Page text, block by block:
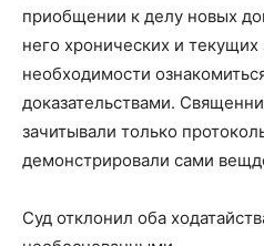
приобщении к делу новых
него хронических и текущих
необходимости
доказательствами.
зачитывали только
демонстрировали сами
Суд отклонил оба